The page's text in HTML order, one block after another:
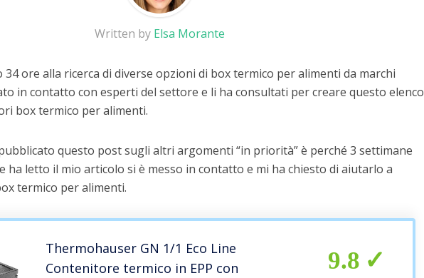
Written by Elsa Morante
ore alla ricerca di diverse opzioni di box termico per alimenti da marchi
in contatto con esperti del settore e li ha consultati per creare questo elenco
box termico per alimenti.
questo post sugli altri argomenti “in priorità” è perché 3 settimane
ha letto il mio articolo si è messo in contatto e mi ha chiesto di aiutarlo a
termico per alimenti.
Thermohauser GN 1/1 Eco Line
Contenitore termico in EPP con
9.8